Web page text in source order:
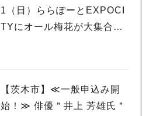
1（日）ららぽーとEXPOCI
TYにオール梅花が大集合！
【茨木市】≪一般申込み開
始！≫ 俳優＂井上 芳雄氏＂